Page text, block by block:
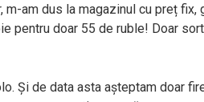
m-am dus la magazinul cu preț
pentru doar 55 de ruble! Doar
Și de data asta așteptam doar